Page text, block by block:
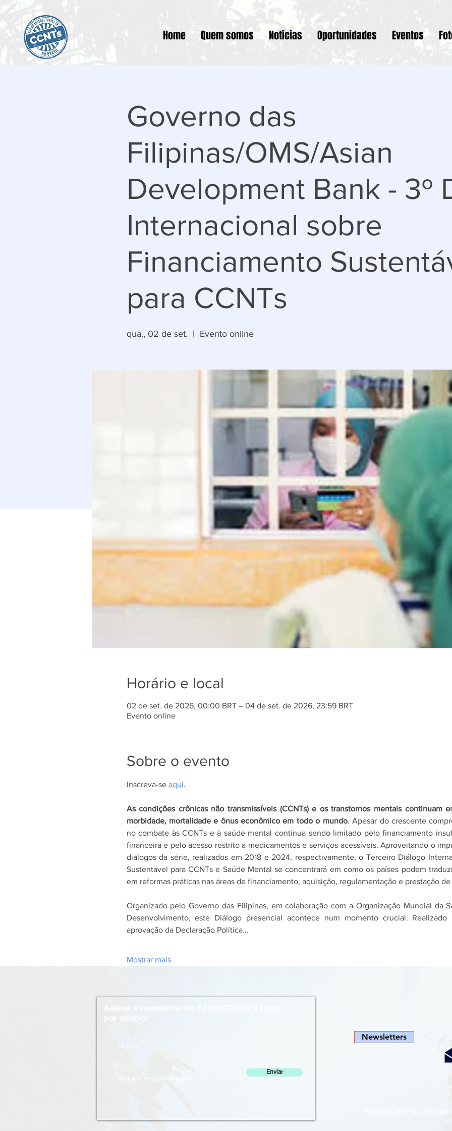
Home Quem somos Notícias Oportunidades Eventos
Governo das
Filipinas/OMS/Asian
Development Bank - 3º
Internacional sobre
Financiamento
para CCNTs
qua., 02 de set.
  |
Evento online
Horário e local
02 de set. de 2026, 00:00 BRT – 04 de set. de 2026, 23:59 BRT
Evento online
Sobre o evento
Inscreva-se aqui.
As condições crônicas não transmissíveis (CCNTs) e os transtornos mentais continuam
morbidade, mortalidade e ônus econômico em todo o mundo. Apesar do crescente
no combate às CCNTs e à saúde mental continua sendo limitado pelo financiamento
financeira e pelo acesso restrito a medicamentos e serviços acessíveis. Aproveitando o
diálogos da série, realizados em 2018 e 2024, respectivamente, o Terceiro Diálogo
Sustentável para CCNTs e Saúde Mental se concentrará em como os países podem
em reformas práticas nas áreas de financiamento, aquisição, regulamentação e prestação
Organizado pelo Governo das Filipinas, em colaboração com a Organização Mundial da
Desenvolvimento, este Diálogo presencial acontece num momento crucial.
aprovação da Declaração Política…
Mostrar mais
Enviar
Newsletters